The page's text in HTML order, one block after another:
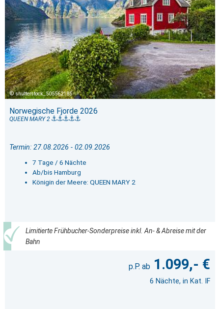
shutterstock_505562185
Norwegische Fjorde 2026
QUEEN MARY 2
Termin: 27.08.2026 - 02.09.2026
7 Tage / 6 Nächte
Ab/bis Hamburg
Königin der Meere: QUEEN MARY 2
Limitierte Frühbucher-Sonderpreise inkl. An- & Abreise mit der
Bahn
1.099,- €
6 Nächte, in Kat. IF